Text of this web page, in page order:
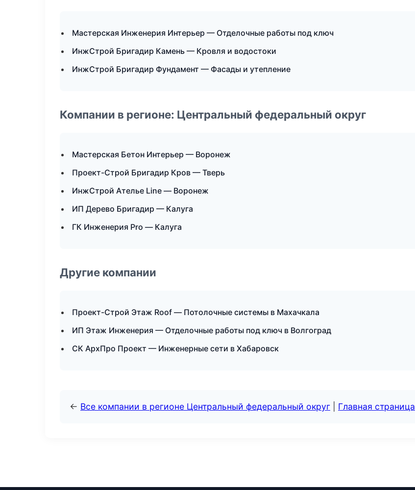
Мастерская Инженерия Интерьер — Отделочные работы под ключ
ИнжСтрой Бригадир Камень — Кровля и водостоки
ИнжСтрой Бригадир Фундамент — Фасады и утепление
Компании в регионе: Центральный федеральный округ
Мастерская Бетон Интерьер — Воронеж
Проект-Строй Бригадир Кров — Тверь
ИнжСтрой Ателье Line — Воронеж
ИП Дерево Бригадир — Калуга
ГК Инженерия Pro — Калуга
Другие компании
Проект-Строй Этаж Roof — Потолочные системы в Махачкала
ИП Этаж Инженерия — Отделочные работы под ключ в Волгоград
СК АрхПро Проект — Инженерные сети в Хабаровск
← Все компании в регионе Центральный федеральный округ Главная страница